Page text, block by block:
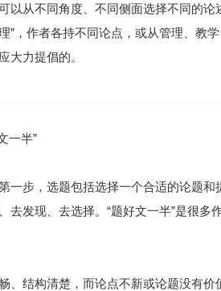
以从不同角度、不同侧面选择不同的
”，作者各持不同论点，或从管理、教
大力提倡的。
一半”
一步，选题包括选择一个合适的论题
去发现、去选择。“题好文一半”是很
、结构清楚，而论点不新或论题没有